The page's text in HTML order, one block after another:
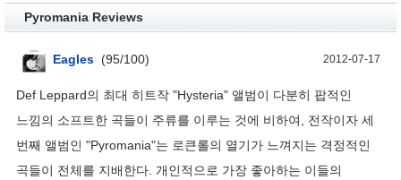
Pyromania Reviews
Eagles (95/100) 2012-07-17
Def Leppard의 최대 히트작 "Hysteria" 앨범이 다분히 팝적인
느낌의 소프트한 곡들이 주류를 이루는 것에 비하여, 전작이자 세
번째 앨범인 "Pyromania"는 로큰롤의 열기가 느껴지는 격정적인
곡들이 전체를 지배한다. 개인적으로 가장 좋아하는 이들의